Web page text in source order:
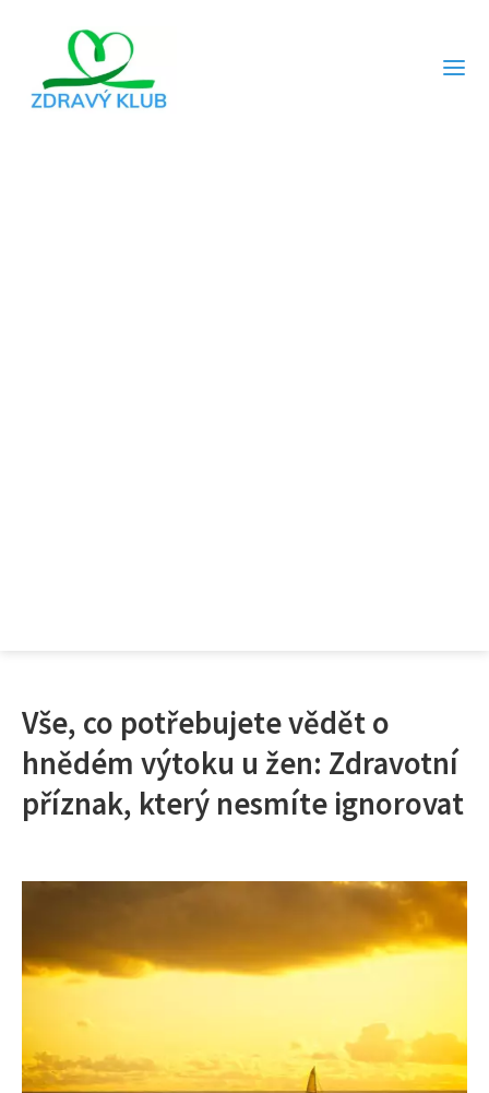
Vše, co potřebujete vědět o
hnědém výtoku u žen: Zdravotní
příznak, který nesmíte ignorovat